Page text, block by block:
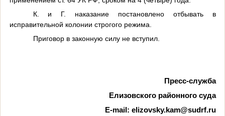
К. и Г. наказание постановлено отбывать в
исправительной колонии строгого режима.
Приговор в законную силу не вступил.
Пресс-служба
Елизовского районного суда
E-mail: elizovsky.kam@sudrf.ru